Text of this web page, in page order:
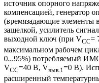
источник опорного
компенсацией, генератор
(времязадающие
защелкой, усилитель
выходной ключ (при VCC=
максимальном рабочем
0...95%) потребляемый
VCC=40 В, Vвыв.1 =0 В).
расширенный